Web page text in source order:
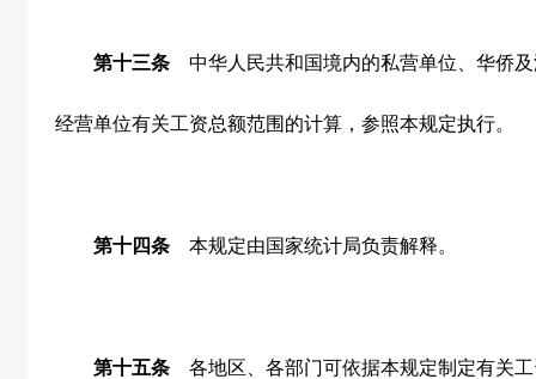
第十三条 中华人民共和国境内的私营单位、华侨
经营单位有关工资总额范围的计算，参照本规定执行。
第十四条 本规定由国家统计局负责解释。
第十五条 各地区、各部门可依据本规定制定有关